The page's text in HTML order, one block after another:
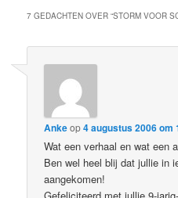
7 GEDACHTEN OVER “STORM VOOR
Ankeop4 augustus 2006 om
Wat een verhaal en wat een
Ben wel heel blij dat jullie in
aangekomen!
Gefeliciteerd met jullie 9-